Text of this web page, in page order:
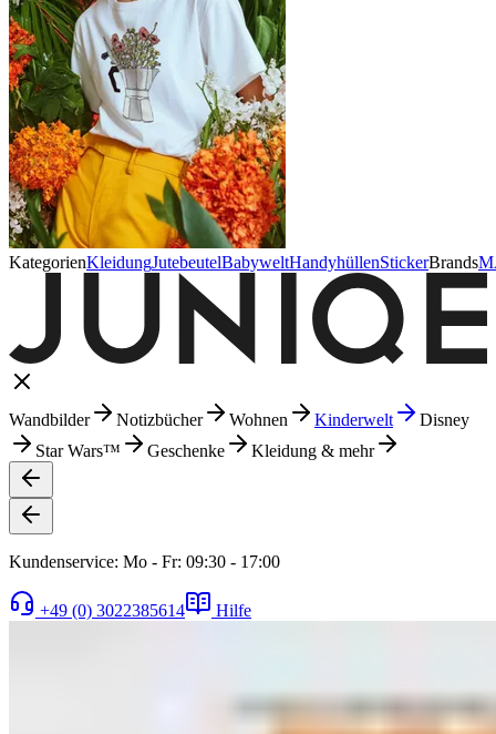
KategorienKleidungJutebeutelBabyweltHandyhüllenStickerBrands
Wandbilder Notizbücher Wohnen Kinderwelt
Disney
Star Wars™
Geschenke Kleidung & mehr
Kundenservice: Mo - Fr: 09:30 - 17:00
+49 (0) 3022385614 Hilfe